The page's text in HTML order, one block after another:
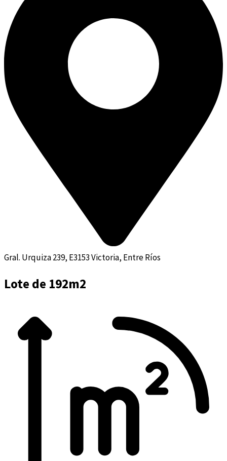
Gral. Urquiza 239, E3153 Victoria, Entre Ríos
Lote de 192m2